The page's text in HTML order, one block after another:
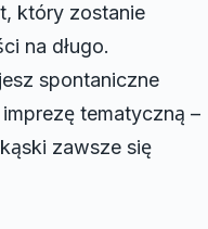
który zostanie
na długo.
spontaniczne
tematyczną –
zawsze się